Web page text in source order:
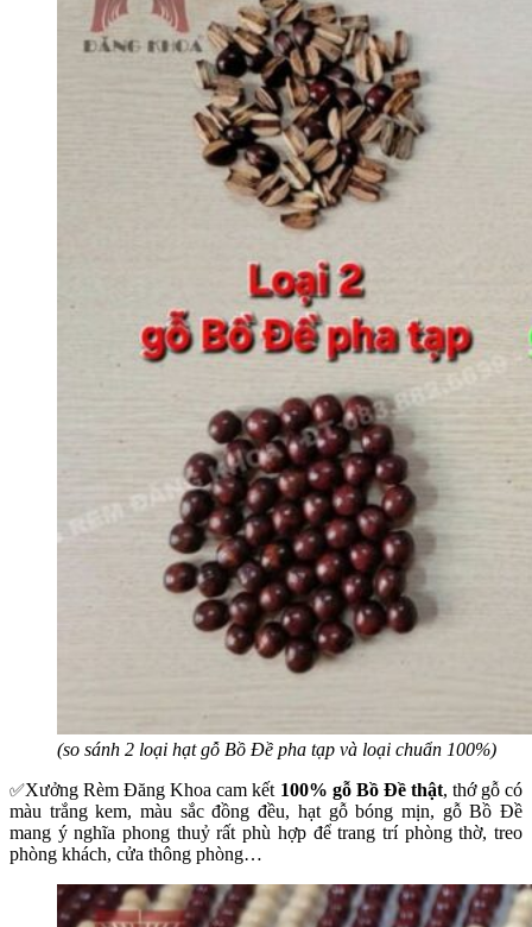
(so sánh 2 loại hạt gỗ Bồ Đề pha tạp và loại chuẩn 100%)
✅Xưởng Rèm Đăng Khoa cam kết 100% gỗ Bồ Đề thật, thớ gỗ có
màu trắng kem, màu sắc đồng đều, hạt gỗ bóng mịn, gỗ Bồ Đề
mang ý nghĩa phong thuỷ rất phù hợp để trang trí phòng thờ, treo
phòng khách, cửa thông phòng…